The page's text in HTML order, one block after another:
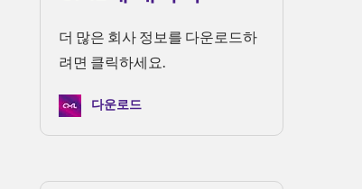
더 많은 회사 정보를 다운로드하
려면 클릭하세요.
다운로드